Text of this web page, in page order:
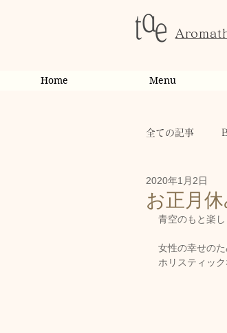
Home Menu
全ての記事
お客様の変
お知らせ
お正月
2020年1月2日
青空のもと楽し
女性の幸せの
ホリスティッ